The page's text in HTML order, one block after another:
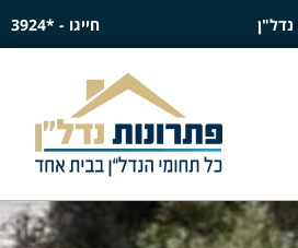
חייגו - *3924